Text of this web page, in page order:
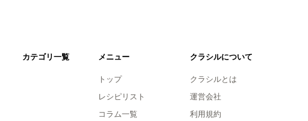
カテゴリ一覧 メニュー
トップ
レシピリスト
コラム一覧
クラシルについて
クラシルとは
運営会社
利用規約